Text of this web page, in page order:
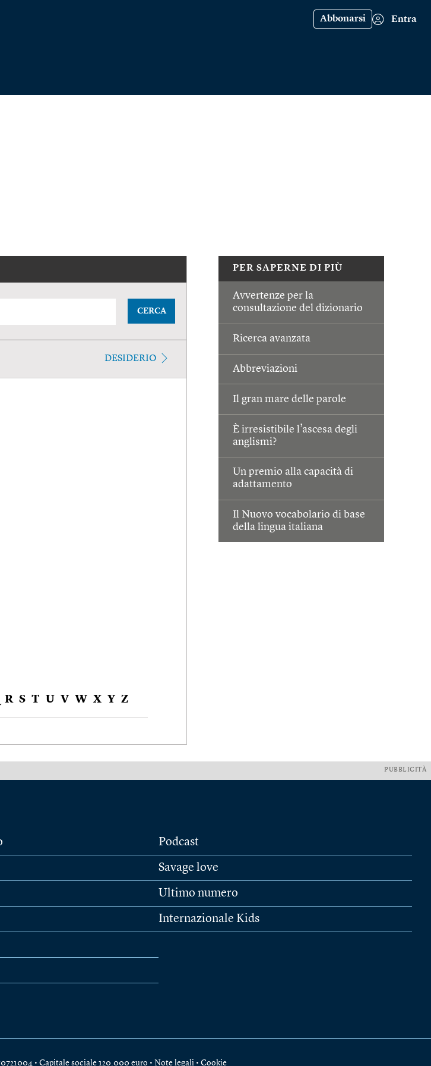
Abbonarsi Entra
PER SAPERNE DI PIÙ
Avvertenze per la
consultazione del dizionario
Ricerca avanzata
Abbreviazioni
Il gran mare delle parole
È irresistibile l’ascesa degli
anglismi?
Un premio alla capacità di
adattamento
Il Nuovo vocabolario di base
della lingua italiana
CERCA
DESIDERIO
R S T U V W X Y Z
PUBBLICITÀ
Podcast
Savage love
Ultimo numero
Internazionale Kids
• Capitale sociale 120.000 euro • Note legali • Cookie